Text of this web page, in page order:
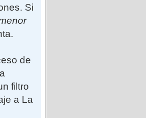
Si
de
filtro
a La